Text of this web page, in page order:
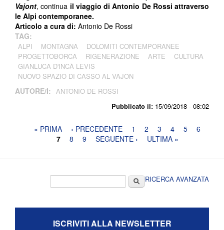
Pubblicato il: 15/09/2018 - 08:02
Vajont, continua il viaggio di Antonio De Rossi attraverso
le Alpi contemporanee.
Articolo a cura di: Antonio De Rossi
TAG:
ALPI MONTAGNA
DOLOMITI CONTEMPORANEE
PROGETTOBORCA
RIGENERAZIONE ARTE
CULTURA
GIANLUCA D'INCÀ LEVIS
NUOVO SPAZIO DI CASSO AL VAJON
AUTORE/I: ANTONIO DE ROSSI
Pagine« PRIMA ‹ PRECEDENTE 1 2 3 4 5
6
7
8 9 SEGUENTE › ULTIMA »
CercaRICERCA AVANZATA
ISCRIVITI ALLA NEWSLETTER